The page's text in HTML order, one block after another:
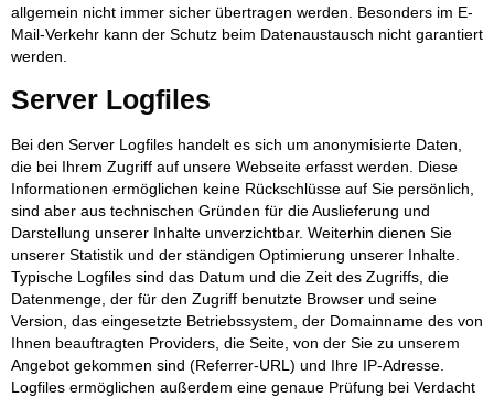
allgemein nicht immer sicher übertragen werden. Besonders im E-
Mail-Verkehr kann der Schutz beim Datenaustausch nicht garantiert
werden.
Server Logfiles
Bei den Server Logfiles handelt es sich um anonymisierte Daten,
die bei Ihrem Zugriff auf unsere Webseite erfasst werden. Diese
Informationen ermöglichen keine Rückschlüsse auf Sie persönlich,
sind aber aus technischen Gründen für die Auslieferung und
Darstellung unserer Inhalte unverzichtbar. Weiterhin dienen Sie
unserer Statistik und der ständigen Optimierung unserer Inhalte.
Typische Logfiles sind das Datum und die Zeit des Zugriffs, die
Datenmenge, der für den Zugriff benutzte Browser und seine
Version, das eingesetzte Betriebssystem, der Domainname des von
Ihnen beauftragten Providers, die Seite, von der Sie zu unserem
Angebot gekommen sind (Referrer-URL) und Ihre IP-Adresse.
Logfiles ermöglichen außerdem eine genaue Prüfung bei Verdacht